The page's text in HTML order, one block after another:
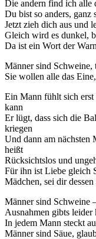
Die andern find ich alle
Du bist so anders, ganz
Jetzt zieh dich aus und
Gleich wird es dunkel,
Da ist ein Wort der
Männer sind
Sie wollen alle das
Ein Mann fühlt sich erst
kann
Er lügt, dass sich die
kriegen
Und dann am nächsten
heißt
Rücksichtslos und
Für ihn ist Liebe gleich
Mädchen, sei dir dessen
Männer sind Schweine
Ausnahmen gibts leider
In jedem Mann steckt
Männer sind Säue,